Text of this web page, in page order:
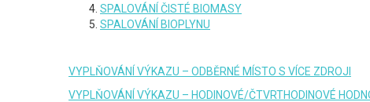
SPALOVÁNÍ ČISTÉ BIOMASY
SPALOVÁNÍ BIOPLYNU
VYPLŇOVÁNÍ VÝKAZU – ODBĚRNÉ MÍSTO S VÍCE ZDROJI
VYPLŇOVÁNÍ VÝKAZU – HODINOVÉ/ČTVRTHODINOVÉ